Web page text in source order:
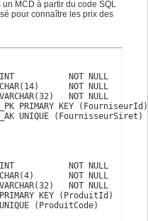
MCD à partir du code SQL
pour connaître les prix des
NOT NULL
NOT NULL
NOT NULL
PRIMARY KEY (FourniseurId)
UNIQUE (FournisseurSiret)
NOT NULL
NOT NULL
NOT NULL
KEY (ProduitId)
(ProduitCode)